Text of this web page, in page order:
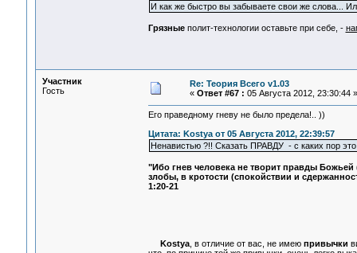
И как же быстро вы забываете свои же слова...
Грязныеполит-технологии оставьте при себе, -
Участник
Гость
Re: Теория Всего v1.03
« Ответ #67 : 05 Августа 2012, 23:30:44 »
Его праведному гневу не было предела!.. ))
Цитата: Kostya от 05 Августа 2012, 22:39:57
Ненавистью ?!! Сказать ПРАВДУ - с каких пор
"Ибо гнев человека не творит правды Божьей
злобы, в кротости (спокойствии и
1:20-21
Kostya, в отличие от вас, не имею привычки